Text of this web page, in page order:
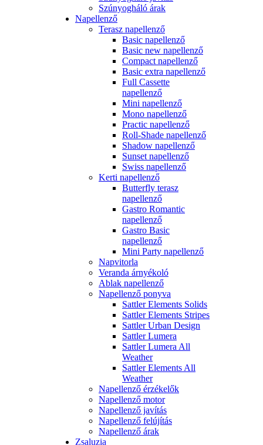
Szúnyogháló árak
Napellenző
Terasz napellenző
Basic napellenző
Basic new napellenző
Compact napellenző
Basic extra napellenző
Full Cassette
napellenző
Mini napellenző
Mono napellenző
Practic napellenző
Roll-Shade napellenző
Shadow napellenző
Sunset napellenző
Swiss napellenző
Kerti napellenző
Butterfly terasz
napellenző
Gastro Romantic
napellenző
Gastro Basic
napellenző
Mini Party napellenző
Napvitorla
Veranda árnyékoló
Ablak napellenző
Napellenző ponyva
Sattler Elements Solids
Sattler Elements Stripes
Sattler Urban Design
Sattler Lumera
Sattler Lumera All
Weather
Sattler Elements All
Weather
Napellenző érzékelők
Napellenző motor
Napellenző javítás
Napellenző felújítás
Napellenző árak
Zsaluzia